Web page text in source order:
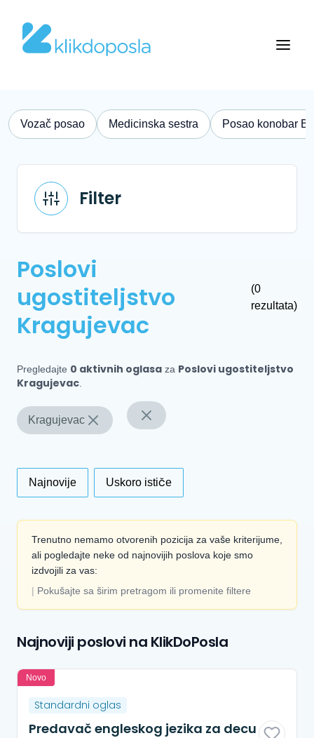
Vozač posao Medicinska sestra Posao konobar
Filter
Poslovi
ugostiteljstvo
Kragujevac
(0
rezultata)
Pregledajte 0 aktivnih oglasa za Poslovi ugostiteljstvo
Kragujevac
Kragujevac
Najnovije Uskoro ističe
Trenutno nemamo otvorenih pozicija za vaše kriterijume,
ali pogledajte neke od najnovijih poslova koje smo
izdvojili za vas:
| Pokušajte sa širim pretragom ili promenite filtere
Najnoviji poslovi na KlikDoPosla
Novo
Standardni oglas
Predavač engleskog jezika za decu